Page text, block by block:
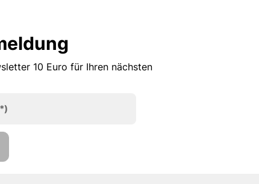
10 Euro für Ihren nächsten